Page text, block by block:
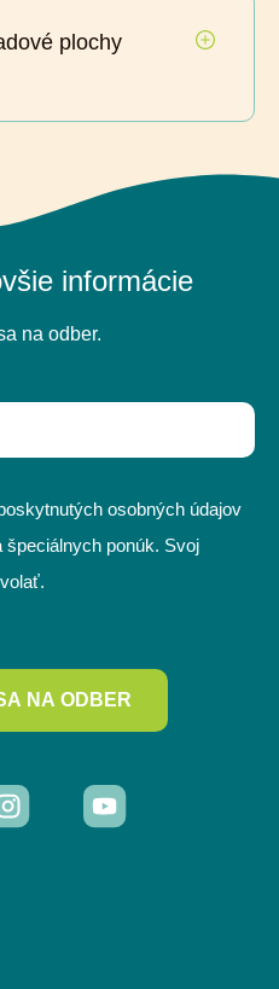
plochy
informácie
na odber.
osobných údajov
špeciálnych ponúk. Svoj
NA ODBER